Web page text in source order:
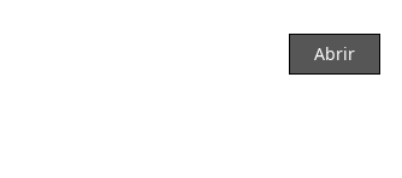
Abrir